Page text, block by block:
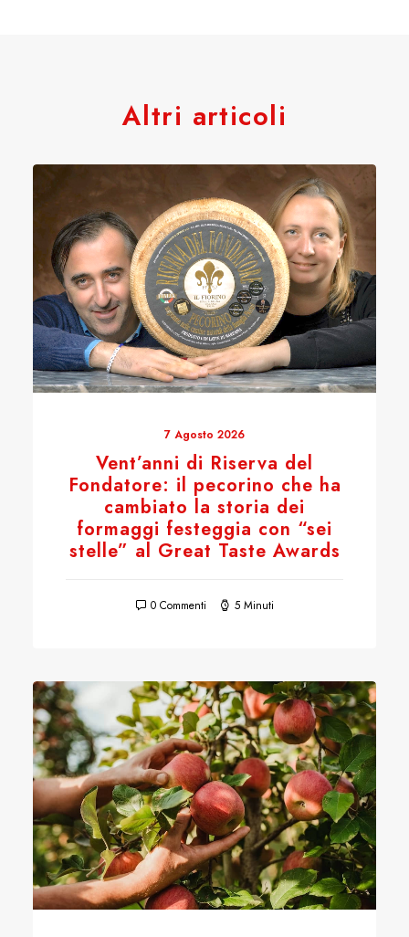
Altri articoli
7 Agosto 2026
Vent’anni di Riserva del
Fondatore: il pecorino che ha
cambiato la storia dei
formaggi festeggia con “sei
stelle” al Great Taste Awards
0 Commenti 5 Minuti